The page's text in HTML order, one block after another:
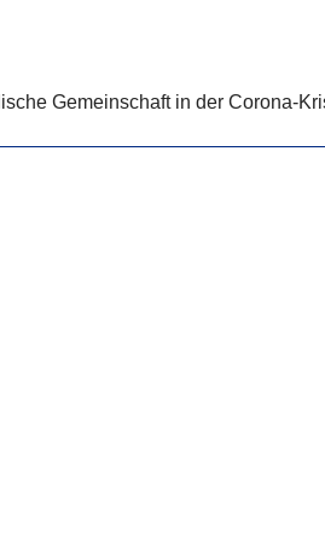
Gemeinschaft in der Corona-